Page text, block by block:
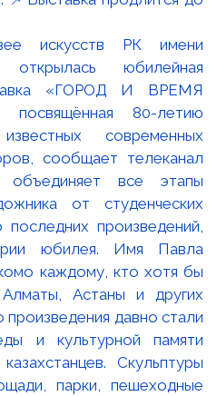
искусств РК имени
юбилейная
«ГОРОД И ВРЕМЯ
80-летию
современных
сообщает телеканал
объединяет все этапы
от студенческих
произведений,
юбилея. Имя Павла
каждому, кто хотя бы
Астаны и других
произведения давно стали
и культурной памяти
Скульптуры
парки, пешеходные